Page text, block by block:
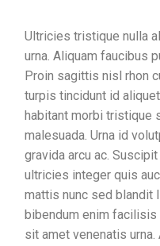
Ultricies tristique nulla
urna. Aliquam faucibus
Proin sagittis nisl rhon
turpis tincidunt id
habitant morbi tristique
malesuada. Urna id
gravida arcu ac.
ultricies integer quis
mattis nunc sed blandit
bibendum enim facilisis
sit amet venenatis